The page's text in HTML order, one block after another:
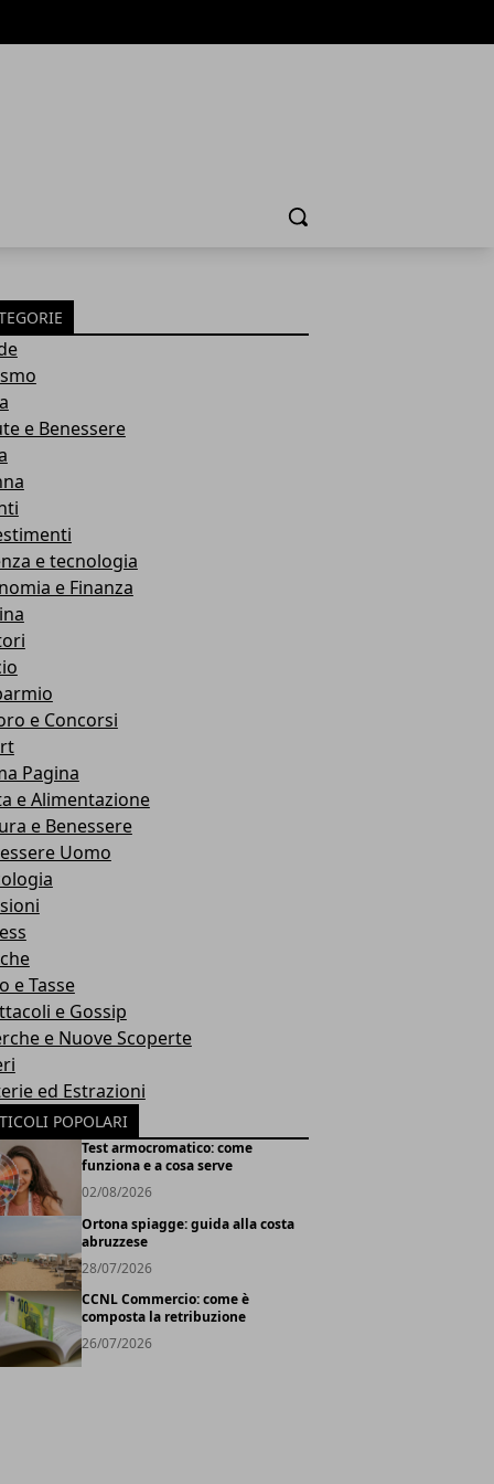
Cerca
e Benessere
e tecnologia
e Finanza
e Concorsi
Pagina
e Alimentazione
e Benessere
Uomo
e Tasse
e Gossip
e Nuove Scoperte
ed Estrazioni
POPOLARI
Test armocromatico: come
funziona e a cosa serve
02/08/2026
Ortona spiagge: guida alla costa
abruzzese
28/07/2026
CCNL Commercio: come è
composta la retribuzione
26/07/2026